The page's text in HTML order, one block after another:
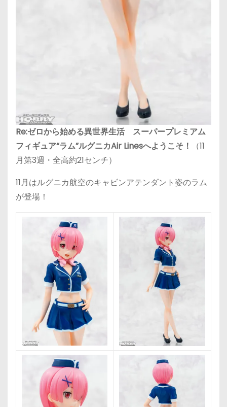
Re:ゼロから始める異世界生活 スーパープレミアム
フィギュア“ラム”ルグニカAir Linesへようこそ！
（11
月第3週・全高約21センチ）
11月はルグニカ航空のキャビンアテンダント姿のラム
が登場！